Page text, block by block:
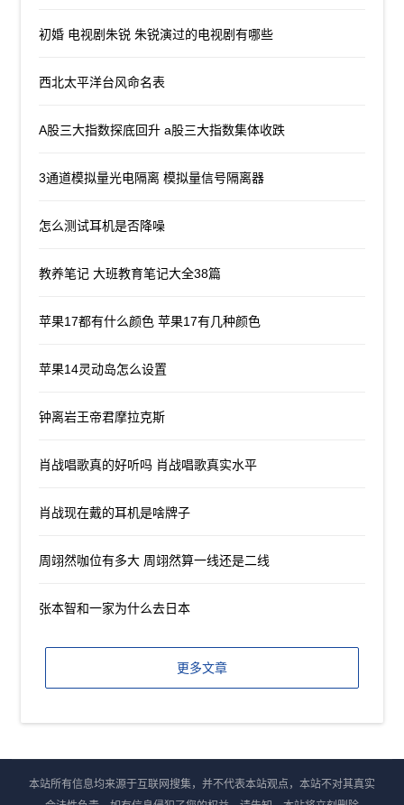
初婚 电视剧朱锐 朱锐演过的电视剧有哪些
西北太平洋台风命名表
A股三大指数探底回升 a股三大指数集体收跌
3通道模拟量光电隔离 模拟量信号隔离器
怎么测试耳机是否降噪
教养笔记 大班教育笔记大全38篇
苹果17都有什么颜色 苹果17有几种颜色
苹果14灵动岛怎么设置
钟离岩王帝君摩拉克斯
肖战唱歌真的好听吗 肖战唱歌真实水平
肖战现在戴的耳机是啥牌子
周翊然咖位有多大 周翊然算一线还是二线
张本智和一家为什么去日本
更多文章
本站所有信息均来源于互联网搜集，并不代表本站观点，本站不对其真实